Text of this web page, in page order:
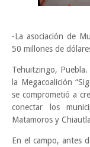
-La asociación de
50 millones de
Tehuitzingo,
la Megacoalición
se comprometió a
conectar los
Matamoros y
En el campo, antes